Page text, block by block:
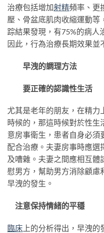
治療包括增加射精頻率、更
壓、骨盆底肌肉收縮運動等
踪結果發現，有75%的病人
因此，行為治療長期效果並
早洩的調理方法
要正確的認識性生活
尤其是老年的朋友，在精力
時候的，那這時候對於性
意房事衛生，患者自身必
配合治療。夫妻房事時應選
及嘈雜。夫妻之間應相互體
慰男方，幫助男方消除顧慮
早洩的發生。
注意保持情緒的平穩
臨床 上的分析得出，早洩